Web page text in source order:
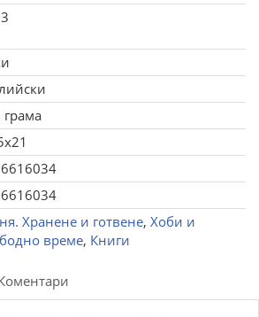
грама
Хранене и готвене, Хоби и
време, Книги